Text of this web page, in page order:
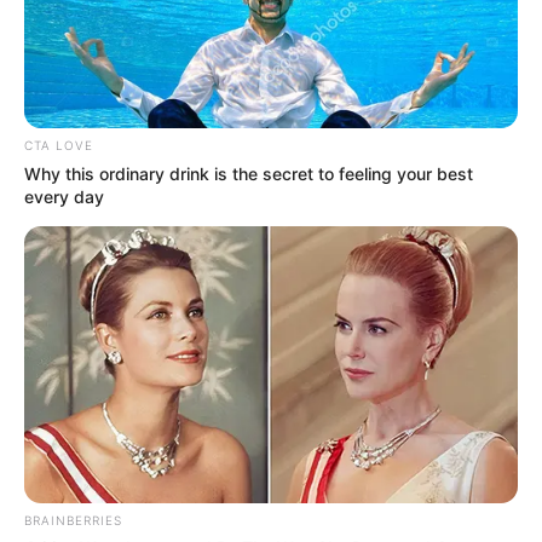
utilizada para as mais diversas finalidades. Veja
as várias possibilidades:
CTA LOVE
Why this ordinary drink is the secret to feeling your best
every day
BRAINBERRIES